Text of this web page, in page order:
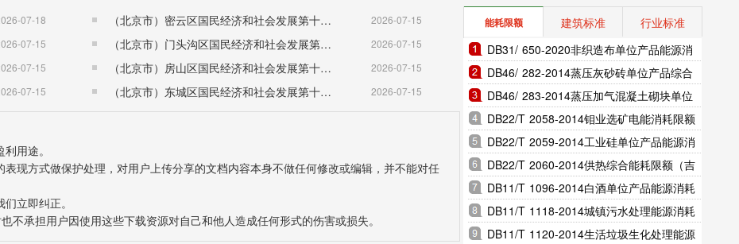
07-18
07-15
07-15
07-15
（北京市）密云区国民经济和社会发展第十五个五年规划纲要 2026-07-15
（北京市）门头沟区国民经济和社会发展第十五个五年规划纲要 2026-07-15
（北京市）房山区国民经济和社会发展第十五个五年规划纲要 2026-07-15
（北京市）东城区国民经济和社会发展第十五个五年规划纲要 2026-07-15
用途。
现方式做保护处理，对用户上传分享的文档内容本身不做任何修改或编辑，并不能对任
立即纠正。
承担用户因使用这些下载资源对自己和他人造成任何形式的伤害或损失。
能耗限额 建筑标准
行业标准
DB31/ 650-2020非织造布单位产品能源消
耗限额（上海市地方标准）
DB46/ 282-2014蒸压灰砂砖单位产品综合
能耗和电耗限额（海南省地方标准）
DB46/ 283-2014蒸压加气混凝土砌块单位
产品综合能耗和电耗限额（海南省地方标
准）
DB22/T 2058-2014钼业选矿电能消耗限额
（吉林省地方标准）
DB22/T 2059-2014工业硅单位产品能源消
耗限额（吉林省地方标准）
DB22/T 2060-2014供热综合能耗限额（吉
林省地方标准）
DB11/T 1096-2014白酒单位产品能源消耗
限额（北京市地方标准）
DB11/T 1118-2014城镇污水处理能源消耗
限额（北京市地方标准）
DB11/T 1120-2014生活垃圾生化处理能源